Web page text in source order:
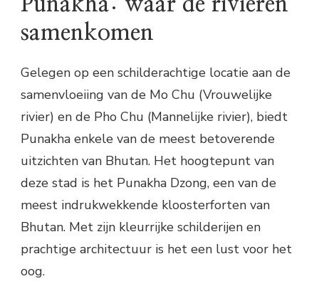
Punakha: waar de rivieren
samenkomen
Gelegen op een schilderachtige locatie aan de
samenvloeiing van de Mo Chu (Vrouwelijke
rivier) en de Pho Chu (Mannelijke rivier), biedt
Punakha enkele van de meest betoverende
uitzichten van Bhutan. Het hoogtepunt van
deze stad is het Punakha Dzong, een van de
meest indrukwekkende kloosterforten van
Bhutan. Met zijn kleurrijke schilderijen en
prachtige architectuur is het een lust voor het
oog.